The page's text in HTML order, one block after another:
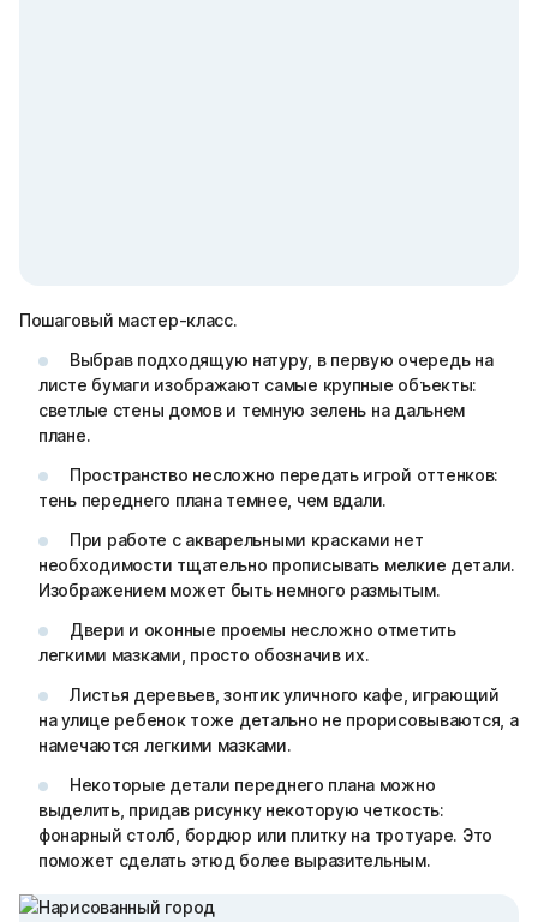
Пошаговый мастер-класс.
Выбрав подходящую натуру, в первую очередь на
листе бумаги изображают самые крупные объекты:
светлые стены домов и темную зелень на дальнем
плане.
Пространство несложно передать игрой оттенков:
тень переднего плана темнее, чем вдали.
При работе с акварельными красками нет
необходимости тщательно прописывать мелкие детали.
Изображением может быть немного размытым.
Двери и оконные проемы несложно отметить
легкими мазками, просто обозначив их.
Листья деревьев, зонтик уличного кафе, играющий
на улице ребенок тоже детально не прорисовываются, а
намечаются легкими мазками.
Некоторые детали переднего плана можно
выделить, придав рисунку некоторую четкость:
фонарный столб, бордюр или плитку на тротуаре. Это
поможет сделать этюд более выразительным.